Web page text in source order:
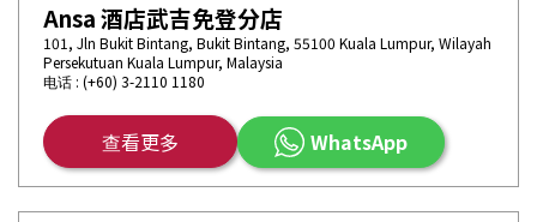
Ansa 酒店武吉免登分店
101, Jln Bukit Bintang, Bukit Bintang, 55100 Kuala Lumpur, Wilayah
Persekutuan Kuala Lumpur, Malaysia
电话 : (+60) 3-2110 1180
查看更多 WhatsApp